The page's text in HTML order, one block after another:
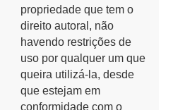
propriedade que tem o
direito autoral, não
havendo restrições de
uso por qualquer um que
queira utilizá-la, desde
que estejam em
conformidade com o